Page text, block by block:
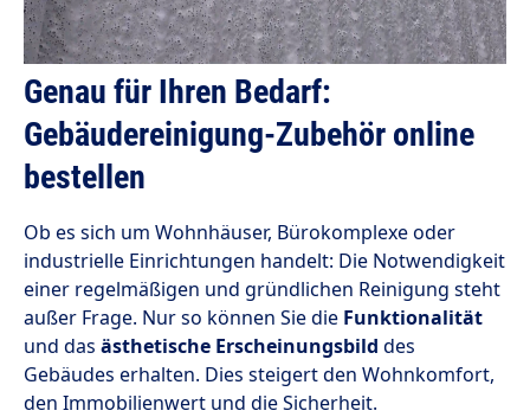
Genau für Ihren Bedarf:
Gebäudereinigung-Zubehör online
bestellen
Ob es sich um Wohnhäuser, Bürokomplexe oder
industrielle Einrichtungen handelt: Die Notwendigkeit
einer regelmäßigen und gründlichen Reinigung steht
außer Frage. Nur so können Sie die Funktionalität
und das ästhetische Erscheinungsbild des
Gebäudes erhalten. Dies steigert den Wohnkomfort,
den Immobilienwert und die Sicherheit.